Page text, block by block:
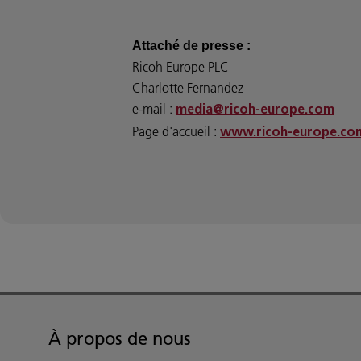
Attaché de presse :
Ricoh Europe PLC
Charlotte Fernandez
e-mail : media@ricoh-europe.com
Page d'accueil : www.ricoh-
À propos de nous